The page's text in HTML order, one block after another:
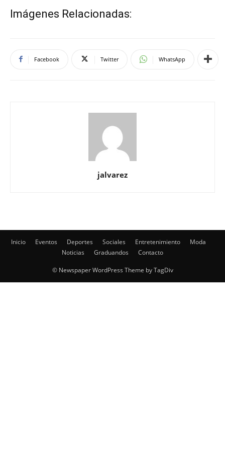
Imágenes Relacionadas:
Facebook Twitter WhatsApp
jalvarez
Inicio Eventos Deportes Sociales Entretenimiento
Moda
Noticias
Graduandos Contacto
© Newspaper WordPress Theme by TagDiv